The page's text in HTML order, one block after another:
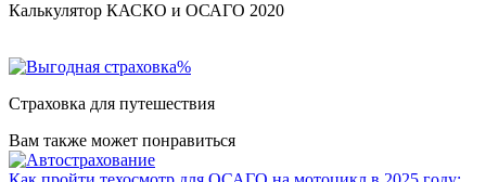
Калькулятор КАСКО и ОСАГО 2020
Страховка для путешествия
Вам также может понравиться